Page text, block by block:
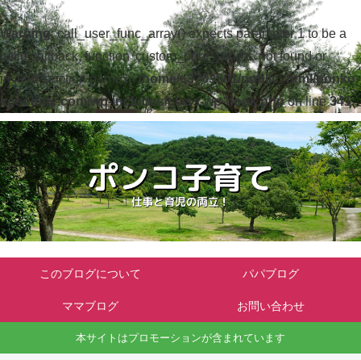
Warning: call_user_func_array() expects parameter 1 to be a
valid callback, function 'custom_print_scripts' not found or
invalid function name in/home/c3763501/public_html/ponko-
kosodate.com/wp-includes/class-wp-hook.phpon line341
このブログについて パパブログ
ママブログ お問い合わせ
本サイトはプロモーションが含まれています